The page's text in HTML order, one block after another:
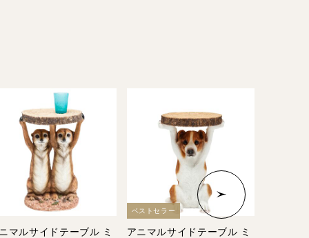
マルサイドテーブル ミ
ベストセラー
アニマルサイドテーブル ミ